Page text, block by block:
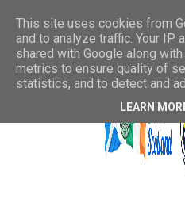
This site uses cookies from
and to analyze traffic. Your IP
shared with Google along
metrics to ensure quality of
statistics, and to detect and
LEARN